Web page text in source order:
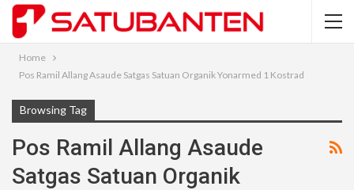
Home
Pos Ramil Allang Asaude Satgas Satuan Organik Yonarmed 1 Kostrad
Browsing Tag
Pos Ramil Allang Asaude
Satgas Satuan Organik